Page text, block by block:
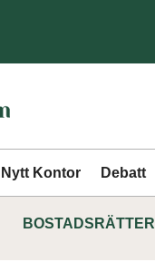
Nytt Kontor Debatt
BOSTADSRÄTTER